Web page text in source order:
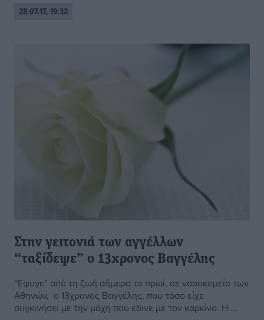
28.07.17, 19:32
Στην γειτονιά των αγγέλλων
“ταξίδεψε” ο 13χρονος Βαγγέλης
“Εφυγε” από τη ζωή σήμερα το πρωί, σε νοσοκομείο των
Αθηνών, ο 13χρονος Βαγγέλης, που τόσο είχε
συγκινήσει με την μάχη που έδινε με τον καρκίνο. Η ...